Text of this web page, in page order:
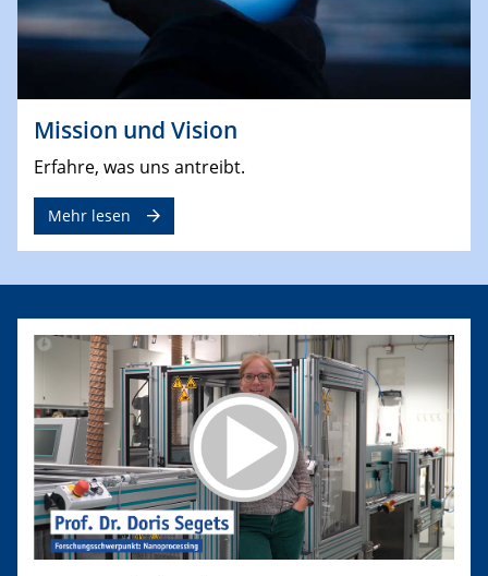
Mission und Vision
Erfahre, was uns antreibt.
Mehr lesen